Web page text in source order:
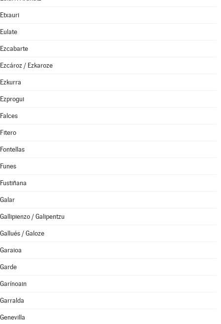
Etxauri
Eulate
Ezcabarte
Ezcároz / Ezkaroze
Ezkurra
Ezprogui
Falces
Fitero
Fontellas
Funes
Fustiñana
Galar
Gallipienzo / Galipentzu
Gallués / Galoze
Garaioa
Garde
Garínoain
Garralda
Genevilla